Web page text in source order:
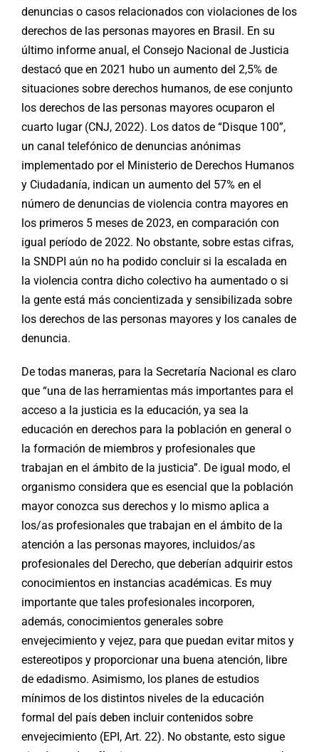
denuncias o casos relacionados con violaciones de los
derechos de las personas mayores en Brasil. En su
último informe anual, el Consejo Nacional de Justicia
destacó que en 2021 hubo un aumento del 2,5% de
situaciones sobre derechos humanos, de ese conjunto
los derechos de las personas mayores ocuparon el
cuarto lugar (CNJ, 2022). Los datos de “Disque 100”,
un canal telefónico de denuncias anónimas
implementado por el Ministerio de Derechos Humanos
y Ciudadanía, indican un aumento del 57% en el
número de denuncias de violencia contra mayores en
los primeros 5 meses de 2023, en comparación con
igual período de 2022. No obstante, sobre estas cifras,
la SNDPI aún no ha podido concluir si la escalada en
la violencia contra dicho colectivo ha aumentado o si
la gente está más concientizada y sensibilizada sobre
los derechos de las personas mayores y los canales de
denuncia.
De todas maneras, para la Secretaría Nacional es claro
que “una de las herramientas más importantes para el
acceso a la justicia es la educación, ya sea la
educación en derechos para la población en general o
la formación de miembros y profesionales que
trabajan en el ámbito de la justicia”. De igual modo, el
organismo considera que es esencial que la población
mayor conozca sus derechos y lo mismo aplica a
los/as profesionales que trabajan en el ámbito de la
atención a las personas mayores, incluidos/as
profesionales del Derecho, que deberían adquirir estos
conocimientos en instancias académicas. Es muy
importante que tales profesionales incorporen,
además, conocimientos generales sobre
envejecimiento y vejez, para que puedan evitar mitos y
estereotipos y proporcionar una buena atención, libre
de edadismo. Asimismo, los planes de estudios
mínimos de los distintos niveles de la educación
formal del país deben incluir contenidos sobre
envejecimiento (EPI, Art. 22). No obstante, esto sigue